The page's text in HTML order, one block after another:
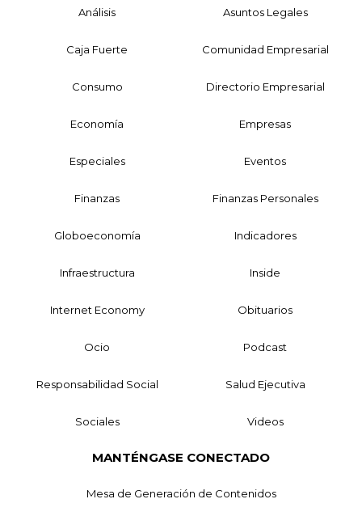
Análisis Asuntos Legales
Caja Fuerte Comunidad Empresarial
Consumo Directorio Empresarial
Economía Empresas
Especiales Eventos
Finanzas Finanzas Personales
Globoeconomía Indicadores
Infraestructura Inside
Internet Economy Obituarios
Ocio Podcast
Responsabilidad Social Salud Ejecutiva
Sociales Videos
MANTÉNGASE CONECTADO
Mesa de Generación de Contenidos